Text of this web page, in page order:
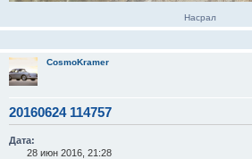
Насрал
CosmoKramer
20160624 114757
Дата:
28 июн 2016, 21:28